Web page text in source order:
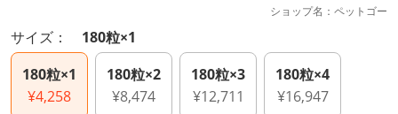
ショップ名：ペットゴー
サイズ： 180粒×1
180粒×1
¥4,258
180粒×2
¥8,474
180粒×3
¥12,711
180粒×4
¥16,947